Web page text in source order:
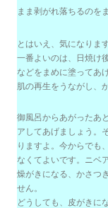
まま剥がれ落ちるのを
とはいえ、気になりま
一番よいのは、日焼け
などをまめに塗ってあ
肌の再生をうながし、
御風呂からあがったあ
アしてあげましょう。
りますよ。今からでも
なくてよいです。ニベ
燥がきになる、かさつ
せん。
どうしても、皮がきに